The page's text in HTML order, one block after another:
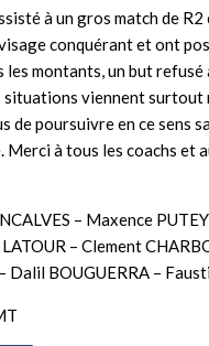
à un gros match de
conquérant et ont
les montants, un but
viennent surtout
de poursuivre en ce sens
à tous les coachs et
– Maxence
– Clement
BOUGUERRA –